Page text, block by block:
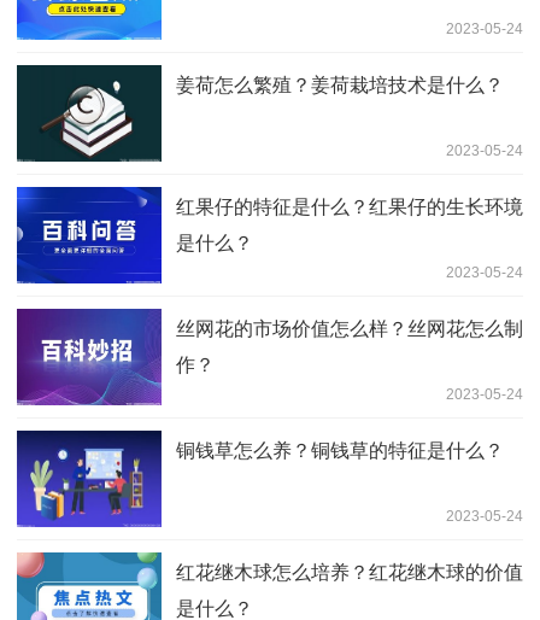
2023-05-24
姜荷怎么繁殖？姜荷栽培技术是什么？
2023-05-24
红果仔的特征是什么？红果仔的生长环境
是什么？
2023-05-24
丝网花的市场价值怎么样？丝网花怎么制
作？
2023-05-24
铜钱草怎么养？铜钱草的特征是什么？
2023-05-24
红花继木球怎么培养？红花继木球的价值
是什么？